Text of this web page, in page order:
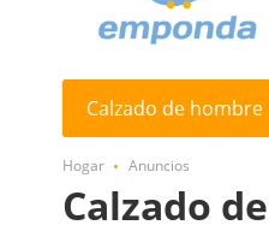
Calzado de hombre
Hogar Anuncios
Calzado